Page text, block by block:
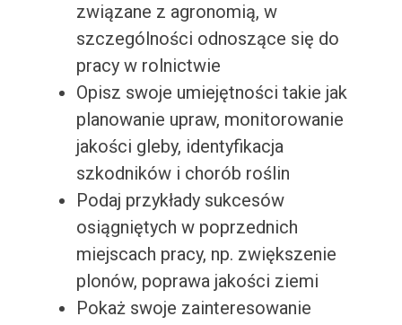
związane z agronomią, w
szczególności odnoszące się do
pracy w rolnictwie
Opisz swoje umiejętności takie jak
planowanie upraw, monitorowanie
jakości gleby, identyfikacja
szkodników i chorób roślin
Podaj przykłady sukcesów
osiągniętych w poprzednich
miejscach pracy, np. zwiększenie
plonów, poprawa jakości ziemi
Pokaż swoje zainteresowanie